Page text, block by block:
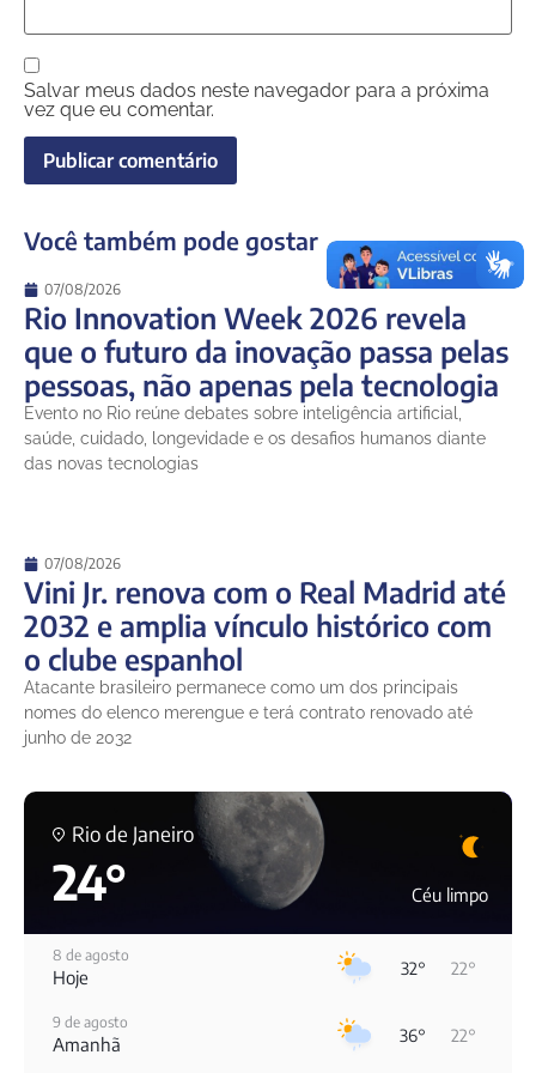
Salvar meus dados neste navegador para a próxima
vez que eu comentar.
Você também pode gostar
07/08/2026
Rio Innovation Week 2026 revela
que o futuro da inovação passa pelas
pessoas, não apenas pela tecnologia
Evento no Rio reúne debates sobre inteligência artificial,
saúde, cuidado, longevidade e os desafios humanos diante
das novas tecnologias
07/08/2026
Vini Jr. renova com o Real Madrid até
2032 e amplia vínculo histórico com
o clube espanhol
Atacante brasileiro permanece como um dos principais
nomes do elenco merengue e terá contrato renovado até
junho de 2032
Rio de Janeiro
24° Céu limpo
8 de agosto
Hoje 32° 22°
9 de agosto
Amanhã 36° 22°